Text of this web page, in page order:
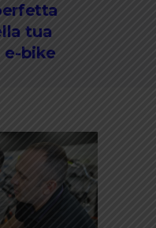
tua
e-bike